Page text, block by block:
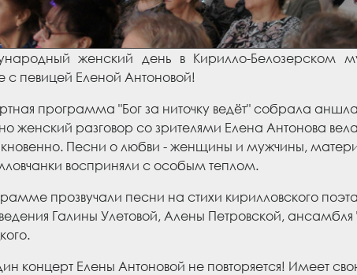
женский день в Кирилло-Белозерском
с певицей Еленой Антоновой!
программа "Бог за ниточку ведёт" собрала
женский разговор со зрителями Елена Антонова вела
Песни о любви - женщины и мужчины,
восприняли с особым теплом.
прозвучали песни на стихи кирилловского
Галины Улетовой, Алены Петровской,
концерт Елены Антоновой не повторяется! Имеет